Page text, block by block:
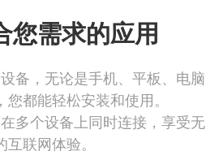
您需求的应用
备，无论是手机、平板、电脑
都能轻松安装和使用。
多个设备上同时连接，享受无
互联网体验。